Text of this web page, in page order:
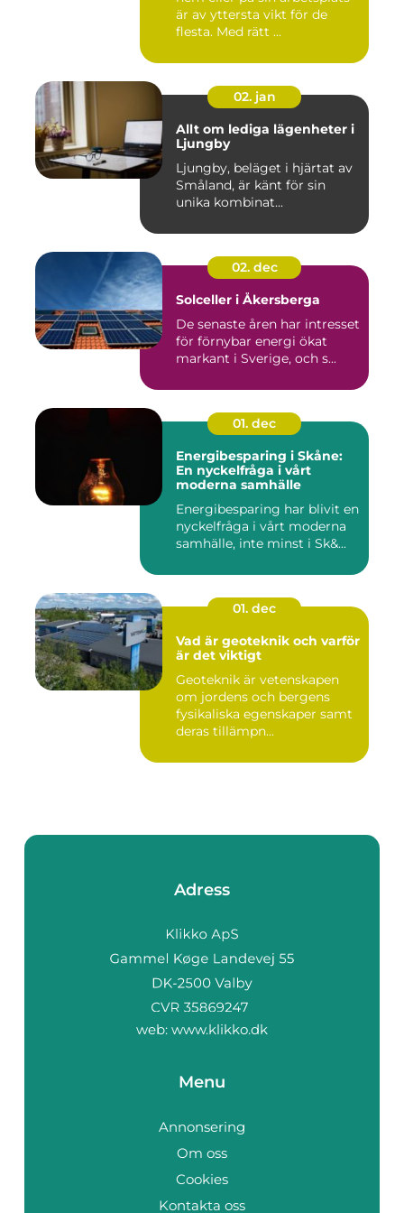
är av yttersta vikt för de
flesta. Med rätt ...
02. jan
Allt om lediga lägenheter i
Ljungby
Ljungby, beläget i hjärtat av
Småland, är känt för sin
unika kombinat...
02. dec
Solceller i Åkersberga
De senaste åren har intresset
för förnybar energi ökat
markant i Sverige, och s...
01. dec
Energibesparing i Skåne:
En nyckelfråga i vårt
moderna samhälle
Energibesparing har blivit en
nyckelfråga i vårt moderna
samhälle, inte minst i Sk&...
01. dec
Vad är geoteknik och varför
är det viktigt
Geoteknik är vetenskapen
om jordens och bergens
fysikaliska egenskaper samt
deras tillämpn...
Adress
web: www.klikko.dk
Menu
Annonsering
Om oss
Cookies
Kontakta oss